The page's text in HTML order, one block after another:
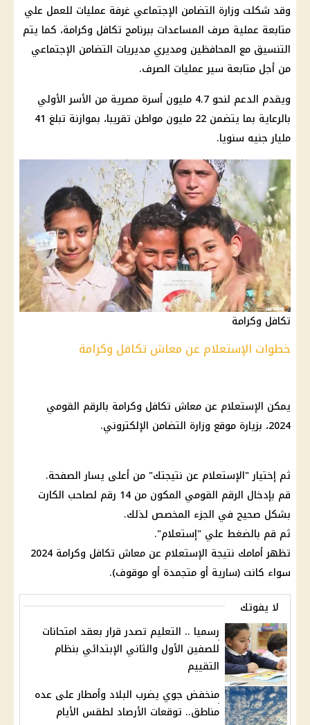
وقد شكلت وزارة التضامن الإجتماعي غرفة عمليات للعمل علي
متابعة عملية صرف المساعدات ببرنامج تكافل وكرامة، كما يتم
التنسيق مع المحافظين ومديري مديريات التضامن الإجتماعي
من أجل متابعة سير عمليات الصرف.
ويقدم الدعم
لنحو 4.7 مليون أسرة مصرية من الأسر الأولي
بالرعاية بما يتضمن 22 مليون مواطن تقريبا، بموازنة تبلغ 41
مليار جنيه سنويا.
تكافل وكرامة
خطوات الإستعلام عن معاش تكافل وكرامة
يمكن الإستعلام عن معاش تكافل وكرامة بالرقم القومي
2024، بزيارة موقع
وزارة التضامن الإلكتروني.
ثم إختيار "الإستعلام عن نتيجتك" من أعلى يسار الصفحة.
قم بإدخال الرقم القومي
المكون من 14 رقم لصاحب الكارت
بشكل صحيح في الجزء المخصص لذلك.
ثم قم بالضغط علي "إستعلام".
تظهر أمامك نتيجة الإستعلام عن معاش تكافل وكرامة 2024
سواء كانت (سارية أو متجمدة أو موقوف).
لا يفوتك
رسميا .. التعليم تصدر قرار بعقد امتحانات
للصفين الأول والثاني الإبتدائي بنظام
التقييم
منخفض جوي يضرب البلاد وأمطار على عده
مناطق.. توقعات الأرصاد لطقس الأيام